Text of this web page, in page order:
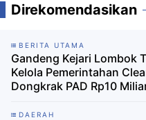
Direkomendasikan
BERITA UTAMA
Gandeng Kejari Lombok
Kelola Pemerintahan
Dongkrak PAD Rp10
DAERAH